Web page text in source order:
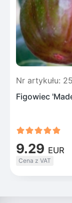
Nr artykułu:
Figowiec
9.29 EUR
Cena z VAT